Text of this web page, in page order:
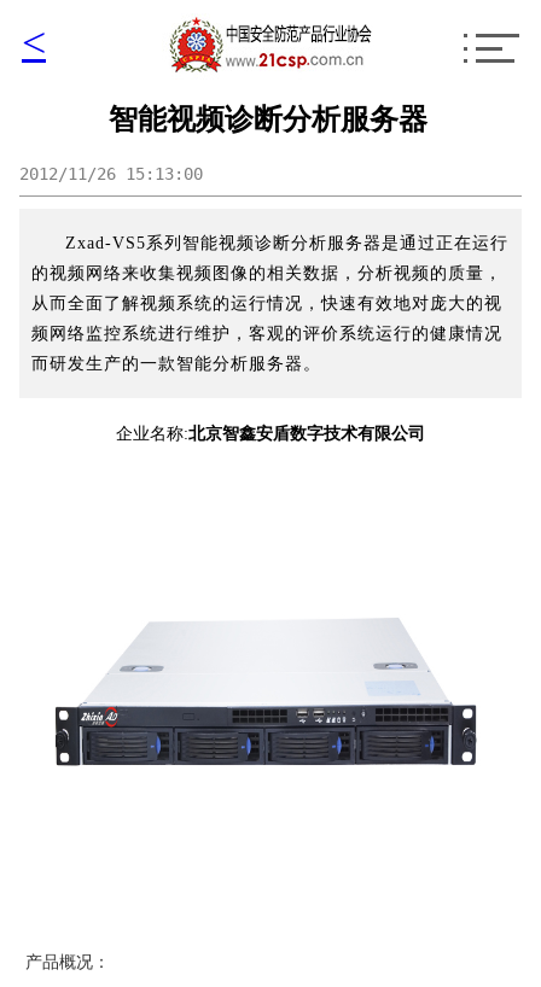
<
智能视频诊断分析服务器
2012/11/26 15:13:00
Zxad-VS5系列智能视频诊断分析服务器是通过正在运行
的视频网络来收集视频图像的相关数据，分析视频的质量，
从而全面了解视频系统的运行情况，快速有效地对庞大的视
频网络监控系统进行维护，客观的评价系统运行的健康情况
而研发生产的一款智能分析服务器。
企业名称:北京智鑫安盾数字技术有限公司
产品概况：